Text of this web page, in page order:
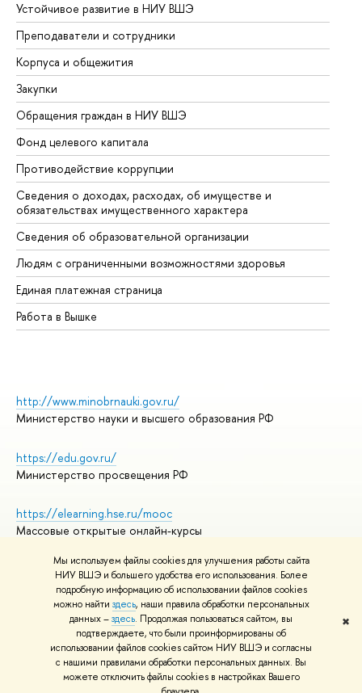
Мы используем файлы cookies для улучшения работы сайта
НИУ ВШЭ и большего удобства его использования. Более
подробную информацию об использовании файлов cookies
можно найти здесь, наши правила обработки персональных
данных –здесь. Продолжая пользоваться сайтом, вы
подтверждаете, что были проинформированы об
использовании файлов cookies сайтом НИУ ВШЭ и согласны
с нашими правилами обработки персональных данных. Вы
можете отключить файлы cookies в настройках Вашего
✖
Устойчивое развитие в НИУ ВШЭ
Преподаватели и сотрудники
Корпуса и общежития
Закупки
Обращения граждан в НИУ ВШЭ
Фонд целевого капитала
Противодействие коррупции
Сведения о доходах, расходах, об имуществе и
обязательствах имущественного характера
Сведения об образовательной организации
Людям с ограниченными возможностями здоровья
Единая платежная страница
Работа в Вышке
http://www.minobrnauki.gov.ru/
Министерство науки и высшего образования РФ
https://edu.gov.ru/
Министерство просвещения РФ
https://elearning.hse.ru/mooc
Массовые открытые онлайн-курсы
© НИУ ВШЭ 1993–2026
Адреса и контакты
Условия использования материалов
Политика конфиденциальности
Правила применения рекомендательных технологий в НИУ ВШЭ
Карта сайта